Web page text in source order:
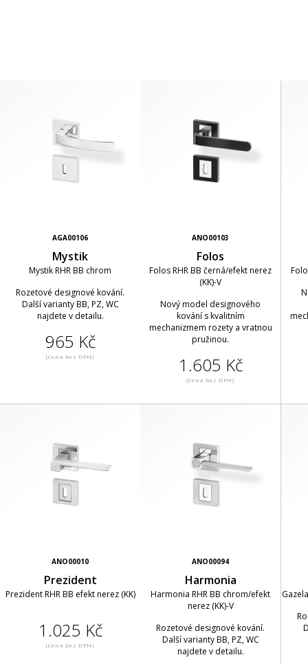
AGA00106
Mystik
Mystik RHR BB chrom
Rozetové designové kování.
Další varianty BB, PZ, WC
najdete v detailu.
965 Kč
(Cena bez DPH)
ANO00103
Folos
Folos RHR BB černá/efekt nerez
(KK)-V
Nový model designového
kování s kvalitním
mechanizmem rozety a vratnou
pružinou.
1.605 Kč
(Cena bez DPH)
ANO00010
Prezident
Prezident RHR BB efekt nerez (KK)
1.025 Kč
(Cena bez DPH)
ANO00094
Harmonia
Harmonia RHR BB chrom/efekt
nerez (KK)-V
Rozetové designové kování.
Další varianty BB, PZ, WC
najdete v detailu.